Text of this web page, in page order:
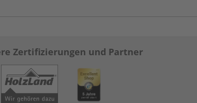
Zertifizierungen und Partner